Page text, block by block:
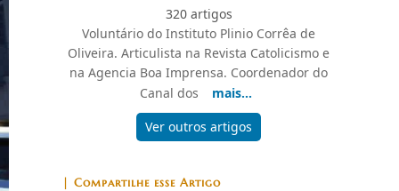
320 artigos
Voluntário do Instituto Plinio Corrêa de
Oliveira. Articulista na Revista Catolicismo e
na Agencia Boa Imprensa. Coordenador do
Canal dos
mais...
Ver outros artigos
| Compartilhe esse Artigo